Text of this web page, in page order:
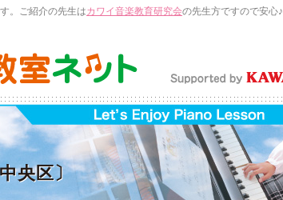
。ご紹介の先生はカワイ音楽教育研究会の先生方ですので安心♪
央区〕